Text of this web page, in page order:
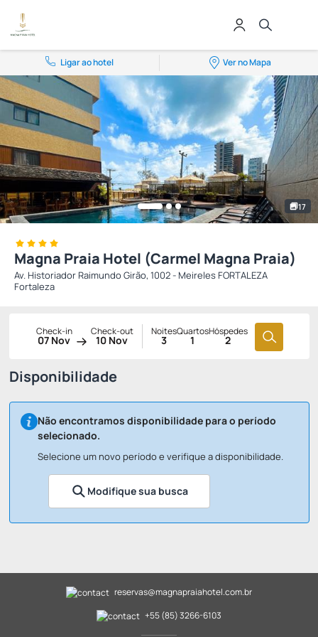
Ligar ao hotel Ver no Mapa
17
Magna Praia Hotel (Carmel Magna Praia)
Av. Historiador Raimundo Girão, 1002 - Meireles FORTALEZA
Fortaleza
Check-in
07 Nov
Check-out
10 Nov
Noites
3
Quartos
1
Hóspedes
2
Disponibilidade
Não encontramos disponibilidade para o período
selecionado.
Selecione um novo período e verifique a disponibilidade.
Modifique sua busca
reservas@magnapraiahotel.com.br
+55 (85) 3266-6103